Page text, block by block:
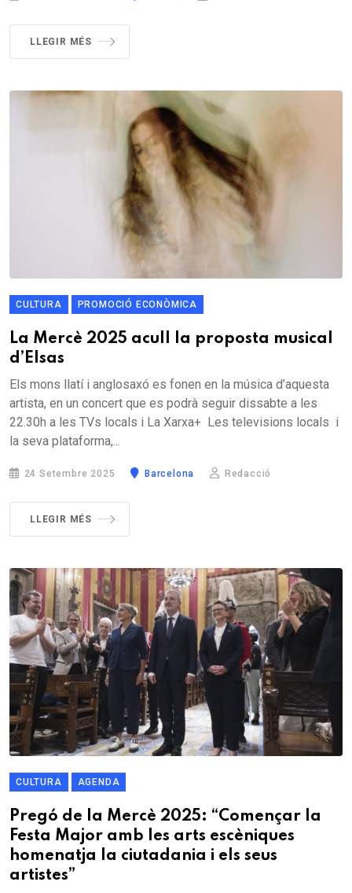
LLEGIR MÉS
CULTURA PROMOCIÓ ECONÒMICA
La Mercè 2025 acull la proposta musical
d’Elsas
Els mons llatí i anglosaxó es fonen en la música d’aquesta
artista, en un concert que es podrà seguir dissabte a les
22.30h a les TVs locals i La Xarxa+ Les televisions locals i
la seva plataforma,...
24 Setembre 2025 Barcelona Redacció
LLEGIR MÉS
CULTURA AGENDA
Pregó de la Mercè 2025: “Començar la
Festa Major amb les arts escèniques
homenatja la ciutadania i els seus
artistes”